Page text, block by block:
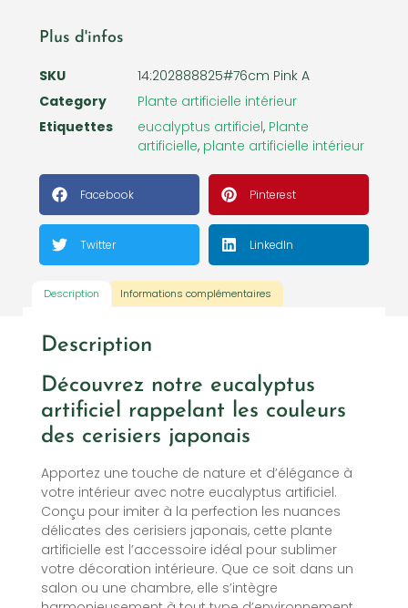
Plus d'infos
SKU
14:202888825#76cm Pink A
Category
Plante artificielle intérieur
Etiquettes
eucalyptus artificiel, Plante
artificielle, plante artificielle intérieur
Facebook Pinterest
Twitter LinkedIn
Description Informations complémentaires
Description
Découvrez notre eucalyptus
artificiel rappelant les couleurs
des cerisiers japonais
Apportez une touche de nature et d’élégance à
votre intérieur avec notre eucalyptus artificiel.
Conçu pour imiter à la perfection les nuances
délicates des cerisiers japonais, cette plante
artificielle est l’accessoire idéal pour sublimer
votre décoration intérieure. Que ce soit dans un
salon ou une chambre, elle s’intègre